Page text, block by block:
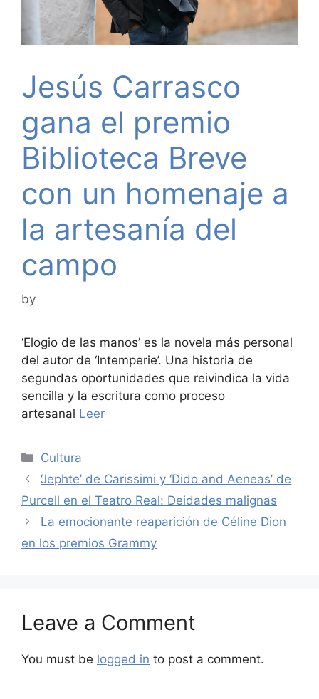
Jesús Carrasco
gana el premio
Biblioteca Breve
con un homenaje a
la artesanía del
campo
by
‘Elogio de las manos’ es la novela más personal
del autor de ‘Intemperie’. Una historia de
segundas oportunidades que reivindica la vida
sencilla y la escritura como proceso
artesanal Leer
Categories
Cultura
‘Jephte’ de Carissimi y ‘Dido and Aeneas’ de
Purcell en el Teatro Real: Deidades malignas
La emocionante reaparición de Céline Dion
en los premios Grammy
Leave a Comment
You must be logged in to post a comment.